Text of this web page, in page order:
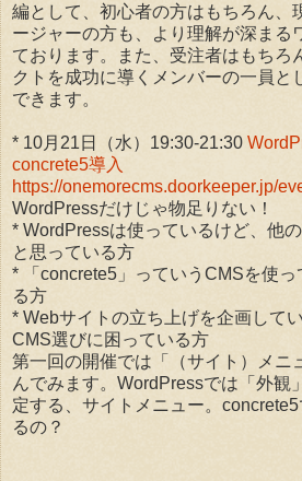
編として、初心者の方はもちろん、
ージャーの方も、より理解が深まる
ております。また、受注者はもちろ
クトを成功に導くメンバーの一員と
できます。
* 10月21日（水）19:30-21:30
concrete5導入
https://onemorecms.doorkeeper.jp/
WordPressだけじゃ物足りない！
* WordPressは使っているけど、他
と思っている方
* 「concrete5」っていうCMSを使
る方
* Webサイトの立ち上げを企画して
CMS選びに困っている方
第一回の開催では「（サイト）メニ
んでみます。WordPressでは「外観
定する、サイトメニュー。
るの？